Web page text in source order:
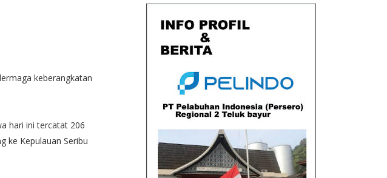
keberangkatan
hari ini tercatat 206
ke Kepulauan Seribu